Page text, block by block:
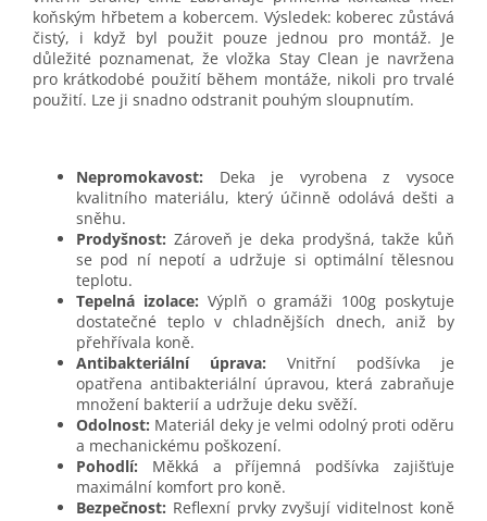
koňským hřbetem a kobercem. Výsledek: koberec zůstává
čistý, i když byl použit pouze jednou pro montáž. Je
důležité poznamenat, že vložka Stay Clean je navržena
pro krátkodobé použití během montáže, nikoli pro trvalé
použití. Lze ji snadno odstranit pouhým sloupnutím.
Nepromokavost: Deka je vyrobena z vysoce
kvalitního materiálu, který účinně odolává dešti a
sněhu.
Prodyšnost: Zároveň je deka prodyšná, takže kůň
se pod ní nepotí a udržuje si optimální tělesnou
teplotu.
Tepelná izolace: Výplň o gramáži 100g poskytuje
dostatečné teplo v chladnějších dnech, aniž by
přehřívala koně.
Antibakteriální úprava: Vnitřní podšívka je
opatřena antibakteriální úpravou, která zabraňuje
množení bakterií a udržuje deku svěží.
Odolnost: Materiál deky je velmi odolný proti oděru
a mechanickému poškození.
Pohodlí: Měkká a příjemná podšívka zajišťuje
maximální komfort pro koně.
Bezpečnost: Reflexní prvky zvyšují viditelnost koně